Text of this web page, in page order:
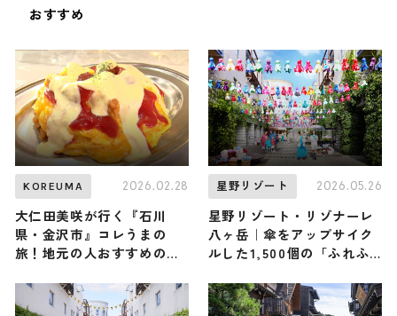
おすすめ
KOREUMA 2026.02.28
大仁田美咲が行く『石川
県・金沢市』コレうまの
旅！地元の人おすすめのご
2月28日放送
星野リゾート 2026.05.26
星野リゾート・リゾナーレ
八ヶ岳｜傘をアップサイク
ルした1,500個の「ふれふ
雨を全力で楽しむイベント
『八ヶ岳ふれふれスカイ